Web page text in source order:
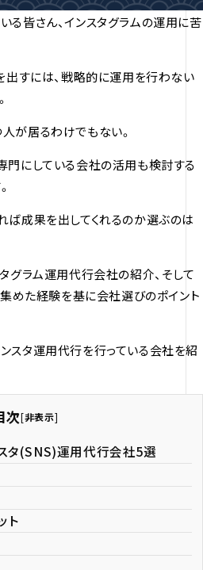
る皆さん、インスタグラムの運用に苦
出すには、戦略的に運用を行わない
が居るわけでもない。
にしている会社の活用も検討する
ば成果を出してくれるのか選ぶのは
グラム運用代行会社の紹介、そして
めた経験を基に会社選びのポイント
スタ運用代行を行っている会社を紹
次[非表示]
タ(SNS)運用代行会社5選
ト